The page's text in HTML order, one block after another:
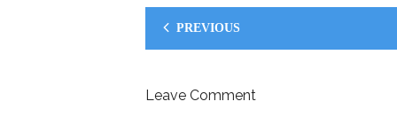
PREVIOUS
Leave Comment